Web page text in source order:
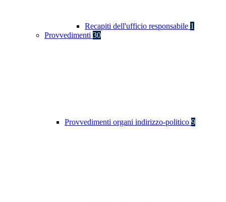
Recapiti dell'ufficio responsabile 1
Provvedimenti 30
Provvedimenti organi indirizzo-politico 9